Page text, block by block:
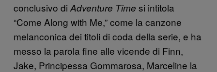
conclusivo di Adventure Time si intitola
“Come Along with Me,” come la canzone
melanconica dei titoli di coda della serie, e ha
messo la parola fine alle vicende di Finn,
Jake, Principessa Gommarosa, Marceline la